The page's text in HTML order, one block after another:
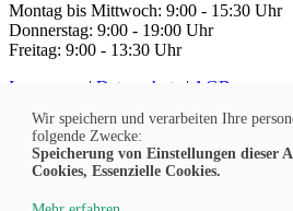
Montag bis Mittwoch: 9:00 - 15:30 Uhr
Donnerstag: 9:00 - 19:00 Uhr
Freitag: 9:00 - 13:30 Uhr
Impressum
| Datenschutz | AGB
Barrierefreiheit|Sitemap|Cookies
Wir speichern und verarbeiten Ihre
folgende Zwecke:
Speicherung von Einstellungen dieser
Cookies, Essenzielle Cookies.